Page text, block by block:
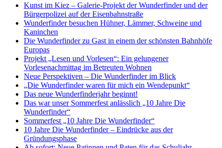
Kunst im Kiez – Galerie-Projekt der Wunderfinder und der
Bürgerpolizei auf der Eisenbahnstraße
Wunderfinder besuchen Hühner, Lämmer, Schweine und
Kaninchen
Die Wunderfinder zu Gast in einem der schönsten Bahnhöfe
Europas
Projekt „Lesen und Vorlesen“: Ein gelungener
Vorlesenachmittag im Betreuten Wohnen
Neue Perspektiven – Die Wunderfinder im Blick
„Die Wunderfinder waren für mich ein Wendepunkt“
Das neue Wunderfinderjahr beginnt!
Das war unser Sommerfest anlässlich „10 Jahre Die
Wunderfinder“
Sommerfest „10 Jahre Die Wunderfinder“
10 Jahre Die Wunderfinder – Eindrücke aus der
Gründungsphase